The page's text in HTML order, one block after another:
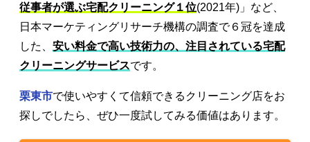
従事者が選ぶ宅配クリーニング１位(2021年)」など、
日本マーケティングリサーチ機構の調査で６冠を達成
した、 安い料金で高い技術力の、注目されている宅配
クリーニングサービスです。
栗東市で使いやすくて信頼できるクリーニング店をお
探しでしたら、ぜひ一度試してみる価値はあります。